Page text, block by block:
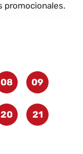
promocionales.
08 09
20 21